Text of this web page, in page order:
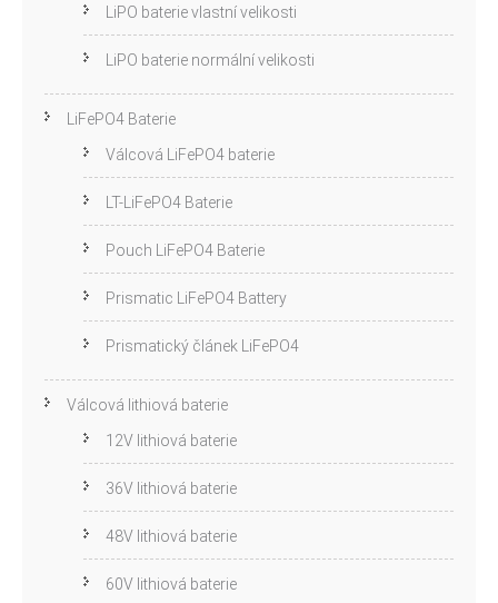
LiPO baterie vlastní velikosti
LiPO baterie normální velikosti
LiFePO4 Baterie
Válcová LiFePO4 baterie
LT-LiFePO4 Baterie
Pouch LiFePO4 Baterie
Prismatic LiFePO4 Battery
Prismatický článek LiFePO4
Válcová lithiová baterie
12V lithiová baterie
36V lithiová baterie
48V lithiová baterie
60V lithiová baterie